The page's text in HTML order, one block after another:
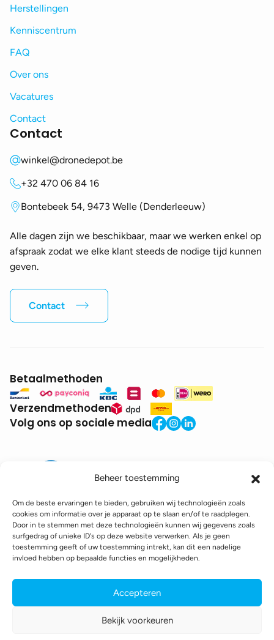
Beheer toestemming
Om de beste ervaringen te bieden, gebruiken wij technologieën zoals
cookies om informatie over je apparaat op te slaan en/of te raadplegen.
Door in te stemmen met deze technologieën kunnen wij gegevens zoals
surfgedrag of unieke ID's op deze website verwerken. Als je geen
toestemming geeft of uw toestemming intrekt, kan dit een nadelige
invloed hebben op bepaalde functies en mogelijkheden.
Accepteren
Bekijk voorkeuren
Herstellingen
Kenniscentrum
FAQ
Over ons
Vacatures
Contact
Contact
winkel@dronedepot.be
+32 470 06 84 16
Bontebeek 54, 9473 Welle (Denderleeuw)
Alle dagen zijn we beschikbaar, maar we werken enkel op
afspraak zodat we elke klant steeds de nodige tijd kunnen
geven.
Contact
Betaalmethoden
Verzendmethoden
Volg ons op sociale media
BTW: BE0771.941.935
© 2025 DroneDepot. Alle rechten voorbehouden.
Toegankelijkheidsverklaring
webshop gemaakt doorconversal